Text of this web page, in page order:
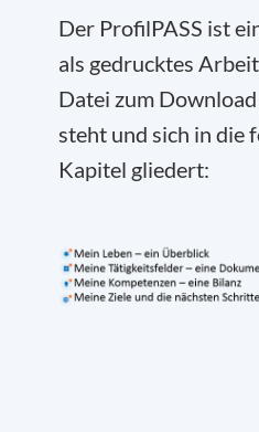
Der ProfilPASS ist
als gedrucktes
Datei zum
steht und sich in die
Kapitel gliedert: